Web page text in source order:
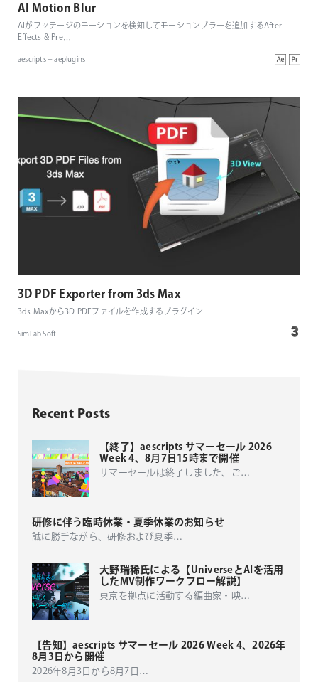
AI Motion Blur
AIがフッテージのモーションを検知してモーションブラーを追加するAfter
Effects & Pre…
aescripts + aeplugins
3D PDF Exporter from 3ds Max
3ds Maxから3D PDFファイルを作成するプラグイン
SimLab Soft
Recent Posts
【終了】aescripts サマーセール 2026
Week 4、8月7日15時まで開催
サマーセールは終了しました、ご…
研修に伴う臨時休業・夏季休業のお知らせ
誠に勝手ながら、研修および夏季…
大野瑞稀氏による【UniverseとAIを活用
したMV制作ワークフロー解説】
東京を拠点に活動する編曲家・映…
【告知】aescripts サマーセール 2026 Week 4、2026年
8月3日から開催
2026年8月3日から8月7日…